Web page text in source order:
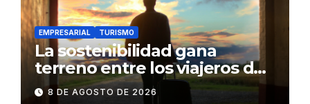
EMPRESARIAL TURISMO
La sostenibilidad gana
terreno entre los viajeros de
negocios
8 DE AGOSTO DE 2026